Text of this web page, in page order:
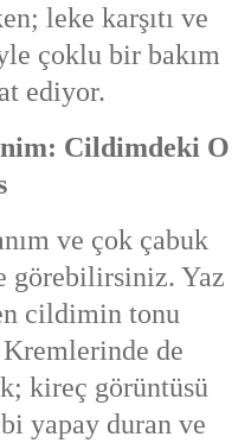
leke karşıtı ve
çoklu bir bakım
ediyor.
Cildimdeki O
ve çok çabuk
görebilirsiniz. Yaz
cildimin tonu
de
kireç görüntüsü
yapay duran ve